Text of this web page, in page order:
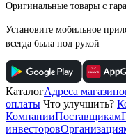
Оригинальные товары с
Установите мобильное
всегда была под рукой
КаталогАдреса
оплаты Что улучшить?
КомпанииПоставщикам
инвесторов